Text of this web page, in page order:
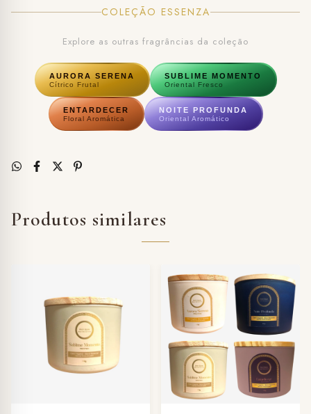
COLEÇÃO ESSENZA
Explore as outras fragrâncias da coleção
AURORA SERENA
Cítrico Frutal
SUBLIME MOMENTO
Oriental Fresco
ENTARDECER
Floral Aromática
NOITE PROFUNDA
Oriental Aromático
Produtos similares